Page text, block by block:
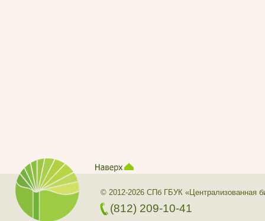
© 2012-2026 СПб ГБУК «Централизованная
(812) 209-10-41